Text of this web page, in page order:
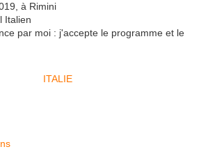
à Rimini
Italien
par moi : j'accepte le programme et le